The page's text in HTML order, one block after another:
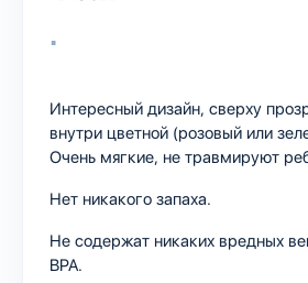
Интересный дизайн, сверху
внутри цветной (розовый или
Очень мягкие, не травмируют
Нет никакого запаха.
Не содержат никаких вредных
BPA.